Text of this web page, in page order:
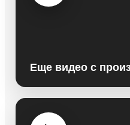
Еще видео с